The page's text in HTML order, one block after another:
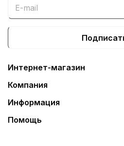
Интернет-магазин
Компания
Информация
Помощь